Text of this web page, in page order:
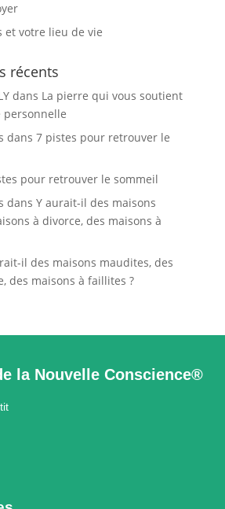
et votre lieu de vie
récents
dans La pierre qui vous soutient
personnelle
dans 7 pistes pour retrouver le
pour retrouver le sommeil
dans Y aurait-il des maisons
à divorce, des maisons à
il des maisons maudites, des
des maisons à faillites ?
la Nouvelle Conscience®